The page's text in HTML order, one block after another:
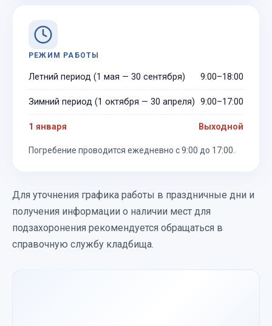
РЕЖИМ РАБОТЫ
Летний период (1 мая — 30 сентября) 9:00–18:00
Зимний период (1 октября — 30 апреля) 9:00–17:00
1 января Выходной
Погребение проводится ежедневно с 9:00 до 17:00.
Для уточнения графика работы в праздничные дни и
получения информации о наличии мест для
подзахоронения рекомендуется обращаться в
справочную службу кладбища.